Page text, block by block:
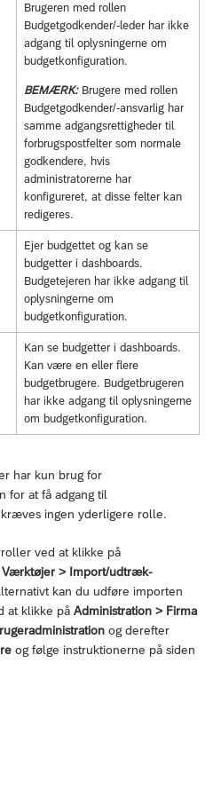
Brugeren med rollen
Budgetgodkender/-leder har ikke
adgang til oplysningerne om
budgetkonfiguration.
BEMÆRK:Brugere med rollen
Budgetgodkender/-ansvarlig har
samme adgangsrettigheder til
forbrugspostfelter som normale
godkendere, hvis
administratorerne har
konfigureret, at disse felter kan
redigeres.
Ejer budgettet og kan se
budgetter i dashboards.
Budgetejeren har ikke adgang til
oplysningerne om
budgetkonfiguration.
Kan se budgetter i dashboards.
Kan være en eller flere
budgetbrugere. Budgetbrugeren
har ikke adgang til oplysningerne
om budgetkonfiguration.
har kun brug for
for at få adgang til
ingen yderligere rolle.
ved at klikke på
Værktøjer > Import/udtræk-
kan du udføre importen
at klikke på Administration > Firma
og derefter
og følge instruktionerne på siden